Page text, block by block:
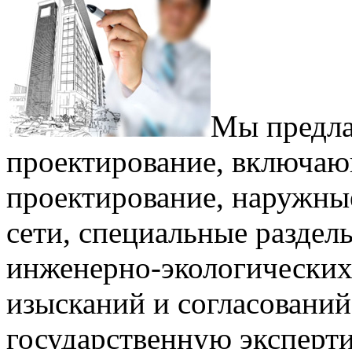
Мы
проектирование,
проектирование,
сети, специальные
инженерно-
изысканий и
государственную